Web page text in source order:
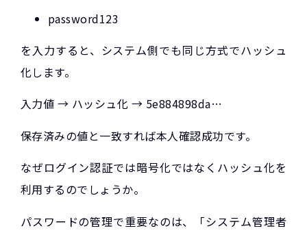
password123
を入力すると、システム側でも同じ方式でハッシュ
化します。
入力値 → ハッシュ化 → 5e884898da…
保存済みの値と一致すれば本人確認成功です。
なぜログイン認証では暗号化ではなくハッシュ化を
利用するのでしょうか。
パスワードの管理で重要なのは、「システム管理者